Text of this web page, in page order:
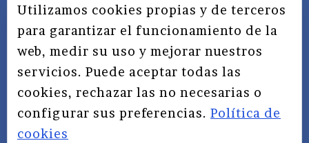
7 noviembre, 2022
Privacidad, redes sociales y educación
3 septiembre, 2019
Utilizamos cookies propias y de terceros
para garantizar el funcionamiento de la
web, medir su uso y mejorar nuestros
servicios. Puede aceptar todas las
cookies, rechazar las no necesarias o
configurar sus preferencias. Política de
cookies